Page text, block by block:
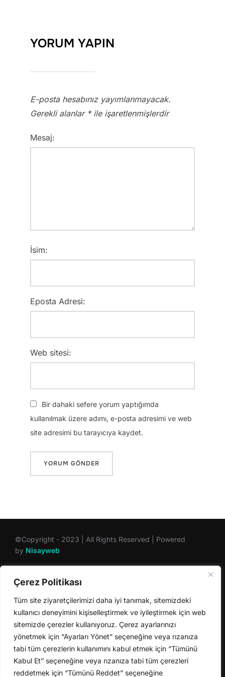
Çerez Politikası
Tüm site ziyaretçilerimizi daha iyi tanımak, sitemizdeki
kullanıcı deneyimini kişiselleştirmek ve iyileştirmek için web
sitemizde çerezler kullanıyoruz. Çerez ayarlarınızı
yönetmek için “Ayarları Yönet” seçeneğine veya rızanıza
tabi tüm çerezlerin kullanımını kabul etmek için “Tümünü
Kabul Et” seçeneğine veya rızanıza tabi tüm çerezleri
reddetmek için “Tümünü Reddet” seçeneğine
YORUM YAPIN
E-posta hesabınız yayımlanmayacak.
Gerekli alanlar *ile işaretlenmişlerdir
Mesaj:
İsim:
Eposta Adresi:
Web sitesi:
Bir dahaki sefere yorum yaptığımda
kullanılmak üzere adımı, e-posta adresimi ve web
site adresimi bu tarayıcıya kaydet.
©Copyright - 2023 | All Rights Reserved | Powered
by Nisayweb
+90 554 942 19 05
info@nisayweb.com
iletisim@nisayweb.com
Bizi Takip Edin